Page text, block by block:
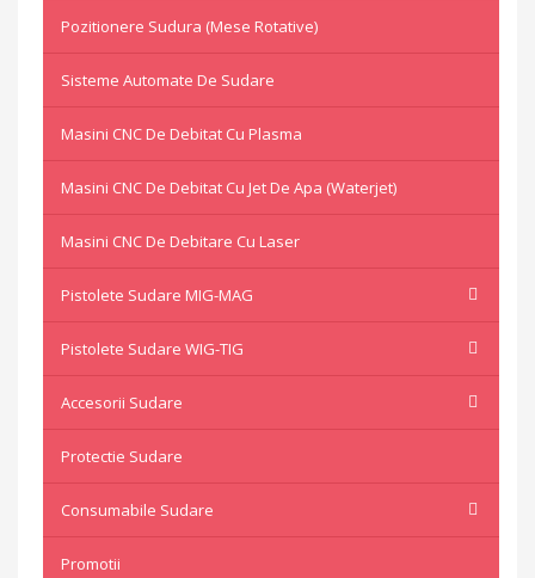
Pozitionere Sudura (mese Rotative)
Sisteme Automate De Sudare
Masini CNC De Debitat Cu Plasma
Masini CNC De Debitat Cu Jet De Apa (waterjet)
Masini CNC De Debitare Cu Laser
Pistolete Sudare MIG-MAG
Pistolete Sudare WIG-TIG
Accesorii Sudare
Protectie Sudare
Consumabile Sudare
Promotii